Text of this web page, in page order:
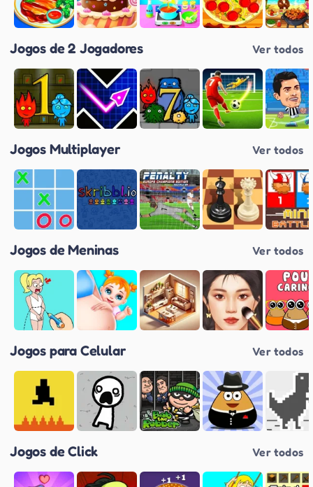
Jogos de 2 Jogadores Ver todos
Jogos Multiplayer Ver todos
Jogos de Meninas Ver todos
Jogos para Celular Ver todos
Jogos de Click Ver todos